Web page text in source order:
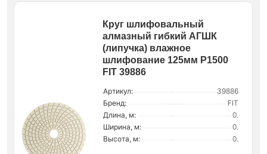
Круг шлифовальный
алмазный гибкий АГШК
(липучка) влажное
шлифование 125мм Р1500
FIT 39886
Артикул:
39886
Бренд:
FIT
Длина, м:
0.
Ширина, м:
0.
Высота, м:
0.